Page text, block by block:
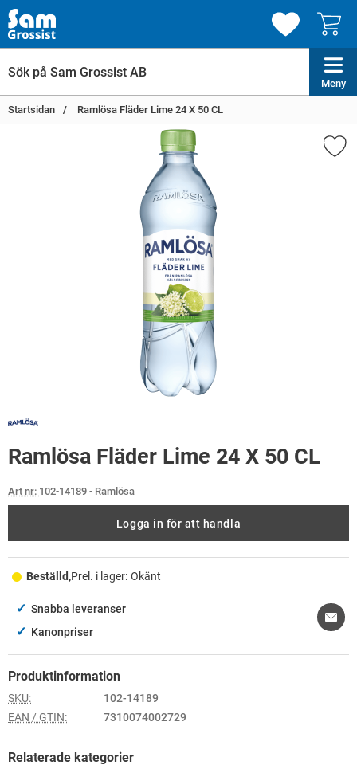
Meny
Startsidan Ramlösa Fläder Lime 24 X 50 CL
Ramlösa Fläder Lime 24 X 50 CL
Art nr: 102-14189 - Ramlösa
Logga in för att handla
Beställd,Prel. i lager: Okänt
✓ Snabba leveranser
✓ Kanonpriser
Produktinformation
SKU:
102-14189
EAN / GTIN:
7310074002729
Relaterade kategorier